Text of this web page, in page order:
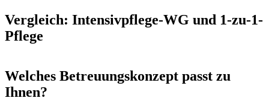
Vergleich: Intensivpflege-WG und 1-zu-1-
Pflege
Welches Betreuungskonzept passt zu
Ihnen?